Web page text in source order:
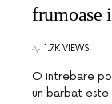
frumoase
1.7K VIEWS
O intrebare
un barbat este